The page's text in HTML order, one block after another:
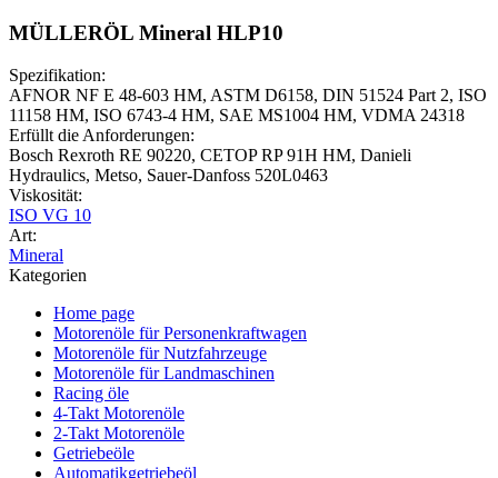
MÜLLERÖL Mineral HLP10
Spezifikation:
AFNOR NF E 48-603 HM, ASTM D6158, DIN 51524 Part 2, ISO
11158 HM, ISO 6743-4 HM, SAE MS1004 HM, VDMA 24318
Erfüllt die Anforderungen:
Bosch Rexroth RE 90220, CETOP RP 91H HM, Danieli
Hydraulics, Metso, Sauer-Danfoss 520L0463
Viskosität:
ISO VG 10
Art:
Mineral
Kategorien
Home page
Motorenöle für Personenkraftwagen
Motorenöle für Nutzfahrzeuge
Motorenöle für Landmaschinen
Racing öle
4-Takt Motorenöle
2-Takt Motorenöle
Getriebeöle
Automatikgetriebeöl